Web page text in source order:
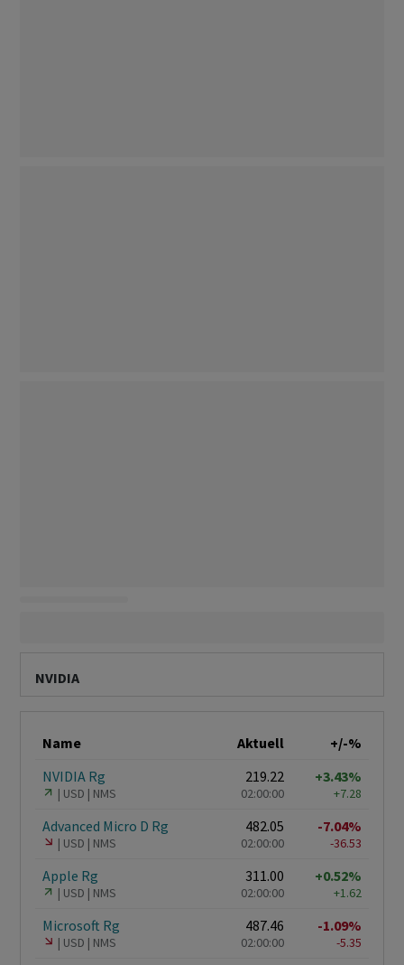
NVIDIA
Name Aktuell
+/-%
NVIDIA Rg
USD NMS
219.22
02:00:00
+3.43%
+7.28
Advanced Micro D Rg
USD NMS
482.05
02:00:00
-7.04%
-36.53
Apple Rg
USD NMS
311.00
02:00:00
+0.52%
+1.62
Microsoft Rg
USD NMS
487.46
02:00:00
-1.09%
-5.35